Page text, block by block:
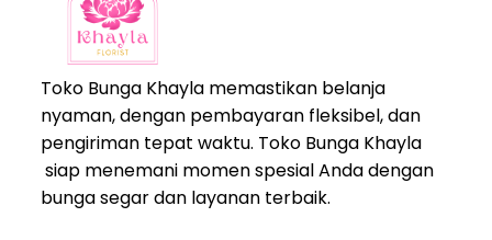
Toko Bunga Khayla memastikan belanja
nyaman, dengan pembayaran fleksibel, dan
pengiriman tepat waktu. Toko Bunga Khayla
siap menemani momen spesial Anda dengan
bunga segar dan layanan terbaik.